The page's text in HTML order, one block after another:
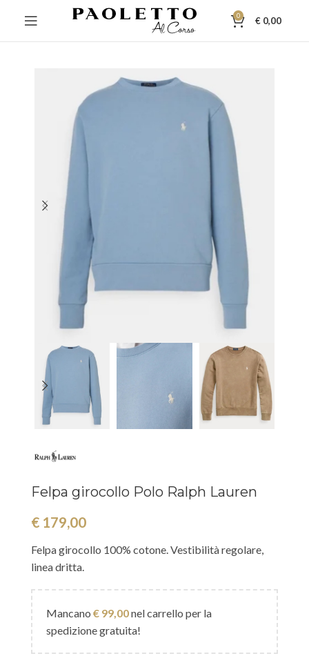
0 € 0,00
Felpa girocollo Polo Ralph Lauren
€ 179,00
Felpa girocollo 100% cotone. Vestibilità regolare,
linea dritta.
Mancano € 99,00nel carrello per la
spedizione gratuita!